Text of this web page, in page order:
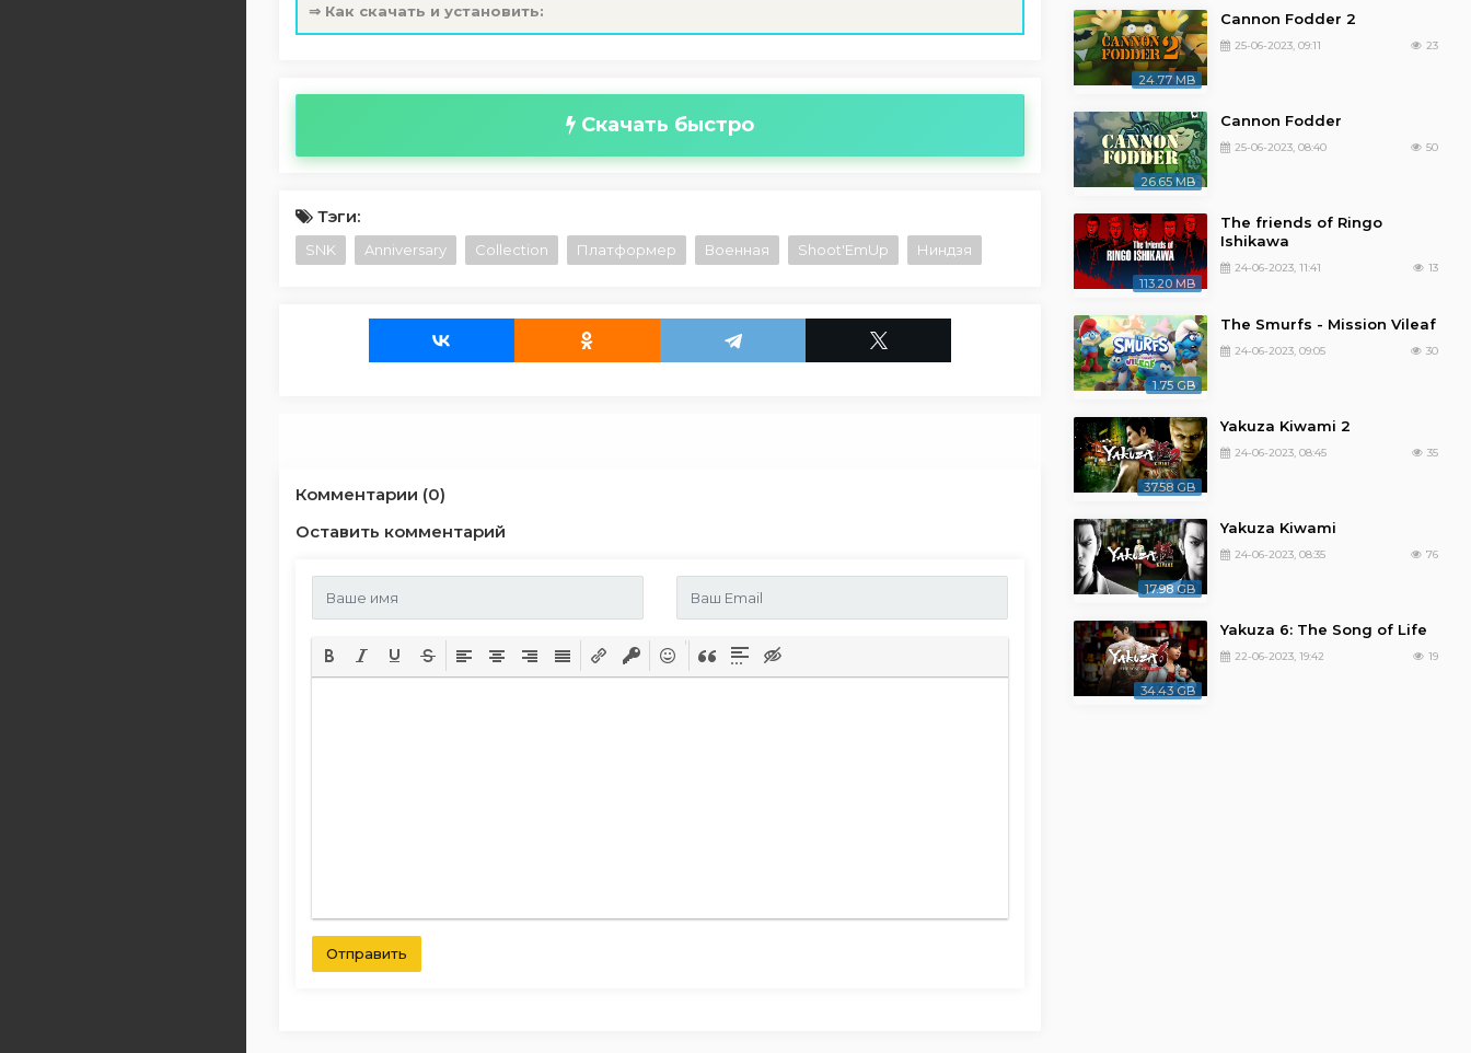
⇒ Как скачать и установить:
Скачать быстро
Тэги:
SNK Anniversary Collection Платформер Военная Shoot'EmUp Ниндзя
Комментарии (0)
Оставить комментарий
Отправить
24.77 MB
Cannon Fodder 2
25-06-2023, 09:11 23
26.65 MB
Cannon Fodder
25-06-2023, 08:40 50
113.20 MB
The friends of Ringo
Ishikawa
24-06-2023, 11:41 13
1.75 GB
The Smurfs - Mission Vileaf
24-06-2023, 09:05 30
37.58 GB
Yakuza Kiwami 2
24-06-2023, 08:45 35
17.98 GB
Yakuza Kiwami
24-06-2023, 08:35 76
34.43 GB
Yakuza 6: The Song of Life
22-06-2023, 19:42 19